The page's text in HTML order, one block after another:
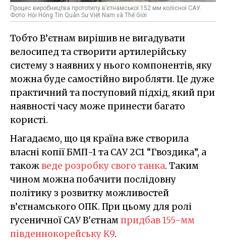
Процес виробництва прототипу в’єтнамської 152 мм колісної САУ.
Фото: Hội Hóng Tin Quân Sự Việt Nam và Thế Giới
Тобто В’єтнам вирішив не вигадувати
велосипед та створити артилерійську
систему з наявних у нього компонентів, яку
можна буде самостійно виробляти. Це дуже
практичний та поступовий підхід, який при
наявності часу може принести багато
користі.
Нагадаємо, що ця країна вже створила
власні копії БМП-1 та САУ 2С1 “Гвоздика”, а
такожведе розробку свого танка. Таким
чином можна побачити послідовну
політику з розвитку можливостей
в’єтнамського ОПК. При цьому для ролі
гусеничної САУ В'єтнампридбав 155-мм
південнокорейську K9.